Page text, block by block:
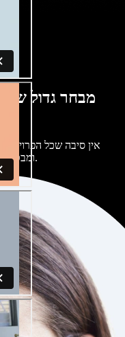
מבחר גדול של
אין סיבה שכל
ומבטאים של בינה מלאכותית והתאימו אותם אליכם.